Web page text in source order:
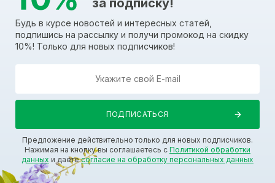
Будь в курсе новостей и интересных статей,
подпишись на рассылку и получи промокод на скидку
10%! Только для новых подписчиков!
Предложение действительно только для новых подписчиков.
Нажимая на кнопку вы соглашаетесь с Политикой обработки
данных и даетесогласие на обработку персональных данных